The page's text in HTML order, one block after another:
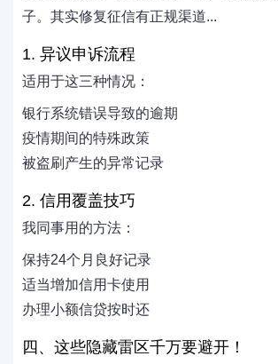
子。其实修复征信有正规渠道...
1. 异议申诉流程
适用于这三种情况：
银行系统错误导致的逾期
疫情期间的特殊政策
被盗刷产生的异常记录
2. 信用覆盖技巧
我同事用的方法：
保持24个月良好记录
适当增加信用卡使用
办理小额信贷按时还
四、这些隐藏雷区千万要避开！